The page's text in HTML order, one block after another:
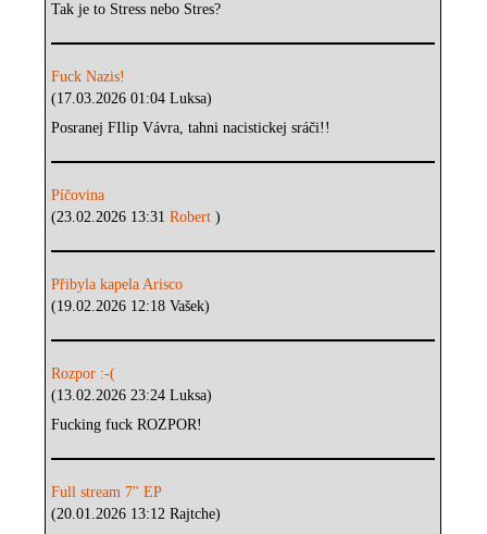
Tak je to Stress nebo Stres?
Fuck Nazis!
(17.03.2026 01:04 Luksa)
Posranej FIlip Vávra, tahni nacistickej sráči!!
Píčovina
(23.02.2026 13:31Robert)
Přibyla kapela Arisco
(19.02.2026 12:18 Vašek)
Rozpor :-(
(13.02.2026 23:24 Luksa)
Fucking fuck ROZPOR!
Full stream 7" EP
(20.01.2026 13:12 Rajtche)